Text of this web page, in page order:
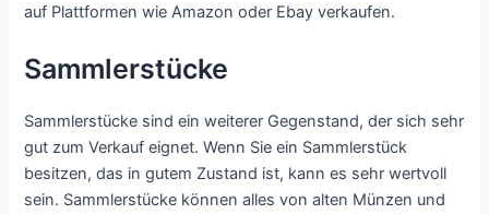
auf Plattformen wie Amazon oder Ebay verkaufen.
Sammlerstücke
Sammlerstücke sind ein weiterer Gegenstand, der sich sehr
gut zum Verkauf eignet. Wenn Sie ein Sammlerstück
besitzen, das in gutem Zustand ist, kann es sehr wertvoll
sein. Sammlerstücke können alles von alten Münzen und